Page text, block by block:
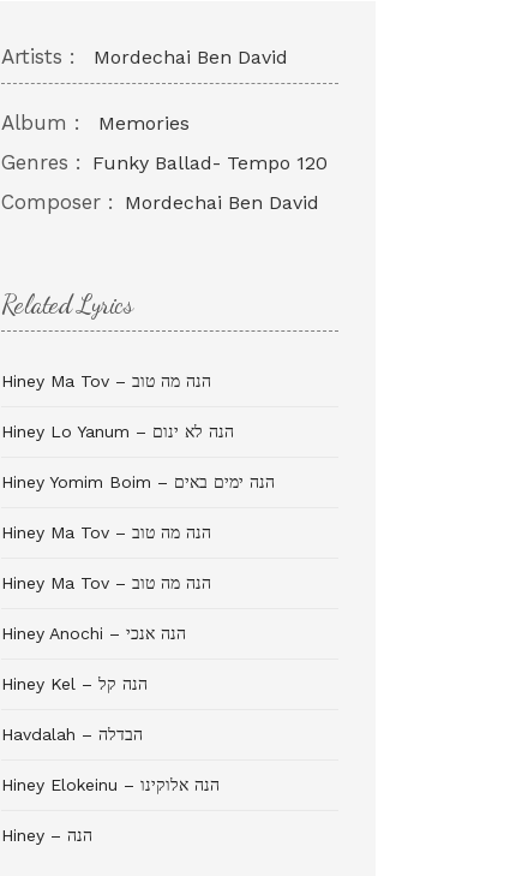
Artists : Mordechai Ben David
Album : Memories
Genres : Funky Ballad- Tempo 120
Composer : Mordechai Ben David
Related Lyrics
Hiney Ma Tov – הנה מה טוב
Hiney Lo Yanum – הנה לא ינום
Hiney Yomim Boim – הנה ימים באים
Hiney Ma Tov – הנה מה טוב
Hiney Ma Tov – הנה מה טוב
Hiney Anochi – הנה אנכי
Hiney Kel – הנה קל
Havdalah – הבדלה
Hiney Elokeinu – הנה אלוקינו
Hiney – הנה